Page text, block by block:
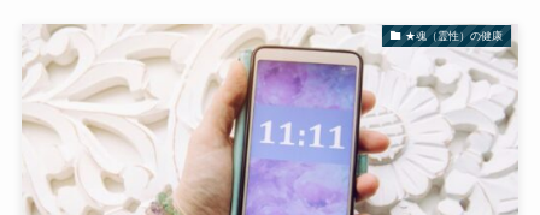
★魂（霊性）の健康